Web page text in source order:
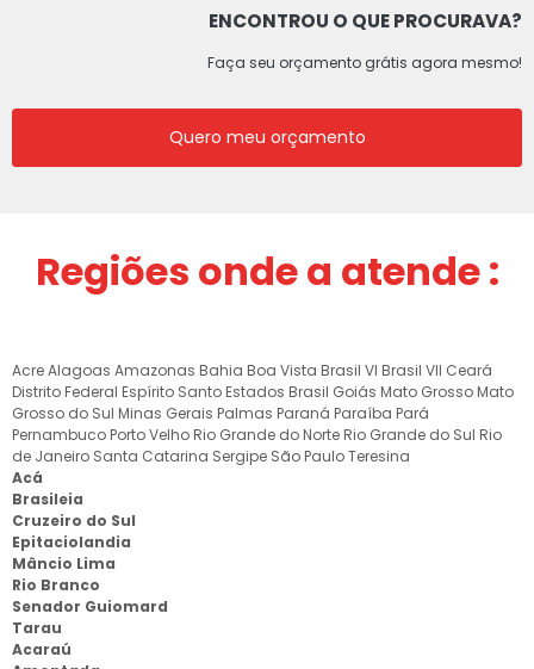
ENCONTROU O QUE PROCURAVA?
Faça seu orçamento grátis agora mesmo!
Quero meu orçamento
Regiões onde a atende :
AcreAlagoas Amazonas Bahia Boa Vista Brasil VI Brasil VII Ceará
Distrito Federal Espírito Santo Estados Brasil Goiás Mato Grosso Mato
Grosso do Sul Minas Gerais Palmas Paraná Paraíba Pará
Pernambuco Porto Velho Rio Grande do Norte Rio Grande do Sul Rio
de Janeiro Santa Catarina Sergipe São PauloTeresina
Acá
Brasileia
Cruzeiro do Sul
Epitaciolandia
Mâncio Lima
Rio Branco
Senador Guiomard
Tarau
Acaraú